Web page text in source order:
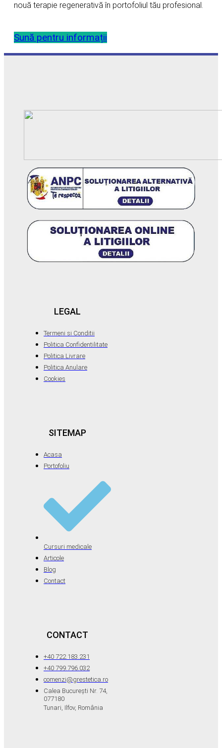
nouă terapie regenerativă în portofoliul tău profesional.
Sună pentru informații
LEGAL
Termeni si Conditii
Politica Confidentilitate
Politica Livrare
Politica Anulare
Cookies
SITEMAP
Acasa
Portofoliu
Cursuri medicale
Articole
Blog
Contact
CONTACT
+40 722.183.231
+40 799.796.032
comenzi@grestetica.ro
Calea București Nr. 74,
077180
Tunari, Ilfov, România